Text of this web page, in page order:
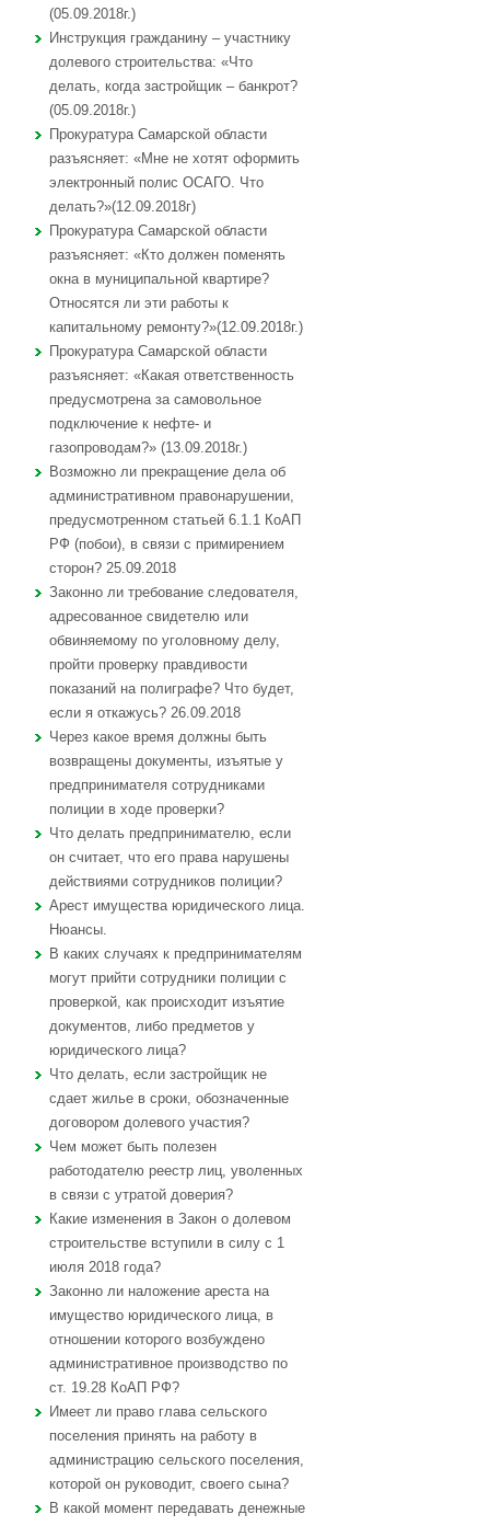
(05.09.2018г.)
Инструкция гражданину – участнику
долевого строительства: «Что
делать, когда застройщик – банкрот?
(05.09.2018г.)
Прокуратура Самарской области
разъясняет: «Мне не хотят оформить
электронный полис ОСАГО. Что
делать?»(12.09.2018г)
Прокуратура Самарской области
разъясняет: «Кто должен поменять
окна в муниципальной квартире?
Относятся ли эти работы к
капитальному ремонту?»(12.09.2018г.)
Прокуратура Самарской области
разъясняет: «Какая ответственность
предусмотрена за самовольное
подключение к нефте- и
газопроводам?» (13.09.2018г.)
Возможно ли прекращение дела об
административном правонарушении,
предусмотренном статьей 6.1.1 КоАП
РФ (побои), в связи с примирением
сторон? 25.09.2018
Законно ли требование следователя,
адресованное свидетелю или
обвиняемому по уголовному делу,
пройти проверку правдивости
показаний на полиграфе? Что будет,
если я откажусь? 26.09.2018
Через какое время должны быть
возвращены документы, изъятые у
предпринимателя сотрудниками
полиции в ходе проверки?
Что делать предпринимателю, если
он считает, что его права нарушены
действиями сотрудников полиции?
Арест имущества юридического лица.
Нюансы.
В каких случаях к предпринимателям
могут прийти сотрудники полиции с
проверкой, как происходит изъятие
документов, либо предметов у
юридического лица?
Что делать, если застройщик не
сдает жилье в сроки, обозначенные
договором долевого участия?
Чем может быть полезен
работодателю реестр лиц, уволенных
в связи с утратой доверия?
Какие изменения в Закон о долевом
строительстве вступили в силу с 1
июля 2018 года?
Законно ли наложение ареста на
имущество юридического лица, в
отношении которого возбуждено
административное производство по
ст. 19.28 КоАП РФ?
Имеет ли право глава сельского
поселения принять на работу в
администрацию сельского поселения,
которой он руководит, своего сына?
В какой момент передавать денежные